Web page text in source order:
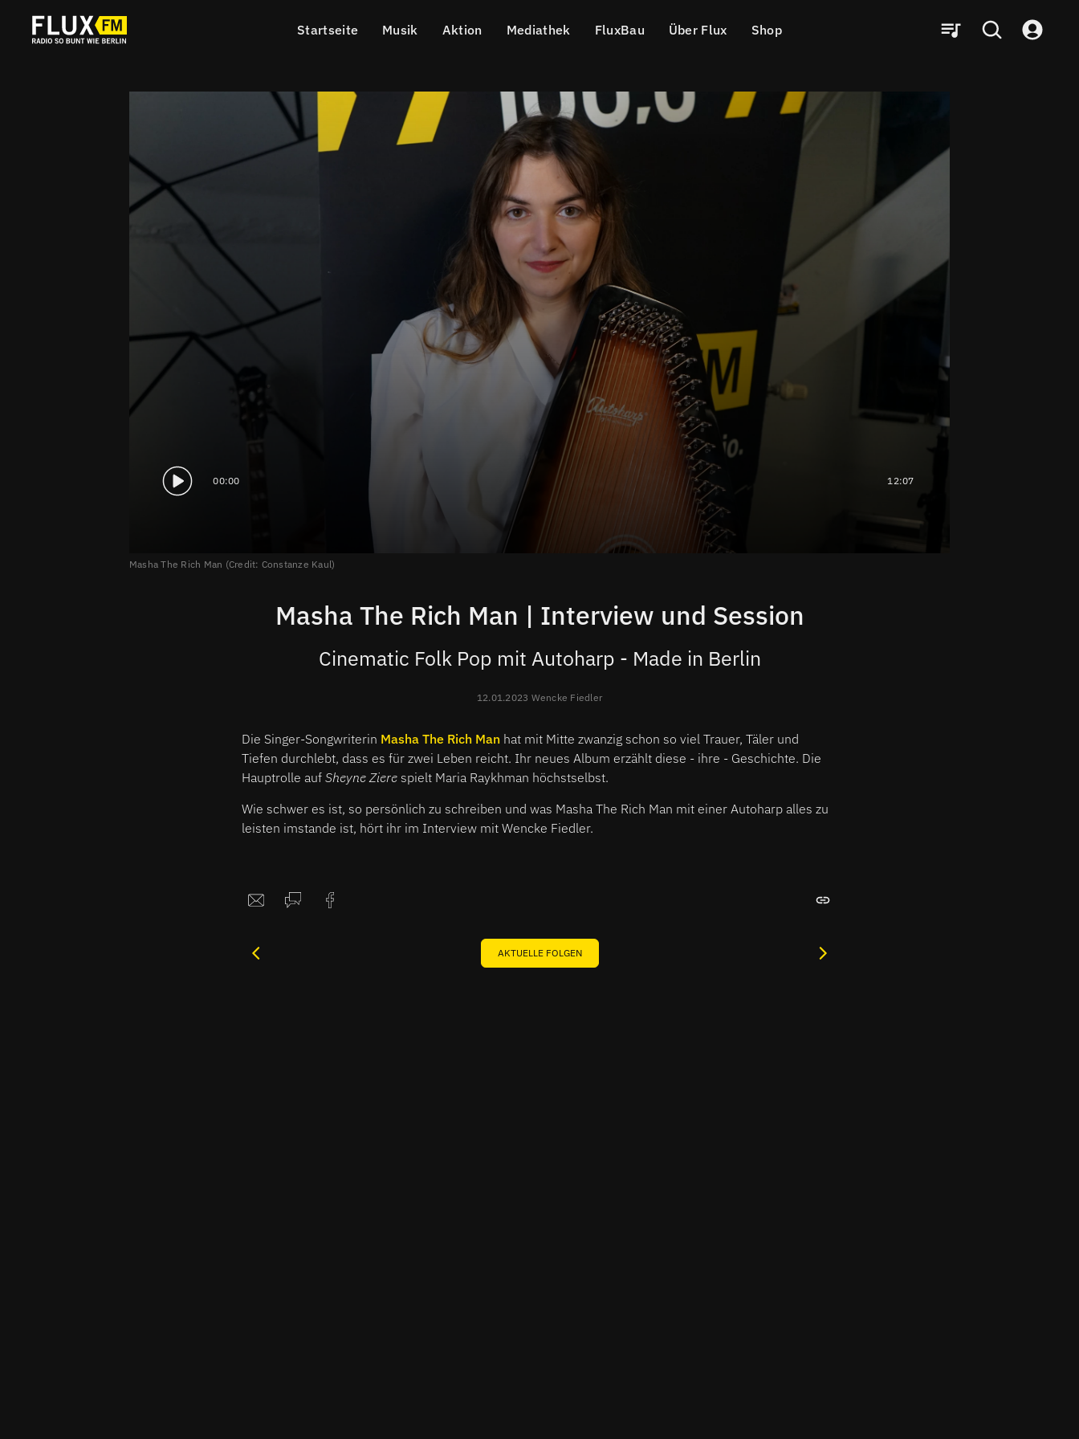
Startseite Musik Aktion Mediathek FluxBau Über Flux Shop
00:00 12:07
Masha The Rich Man (Credit: Constanze Kaul)
Masha The Rich Man | Interview und Session
Cinematic Folk Pop mit Autoharp - Made in Berlin
12.01.2023 Wencke Fiedler
Die Singer-Songwriterin Masha The Rich Man hat mit Mitte zwanzig schon so viel Trauer, Täler und
Tiefen durchlebt, dass es für zwei Leben reicht. Ihr neues Album erzählt diese - ihre - Geschichte. Die
Hauptrolle auf Sheyne Ziere spielt Maria Raykhman höchstselbst.
Wie schwer es ist, so persönlich zu schreiben und was Masha The Rich Man mit einer Autoharp alles zu
leisten imstande ist, hört ihr im Interview mit Wencke Fiedler.
AKTUELLE FOLGEN